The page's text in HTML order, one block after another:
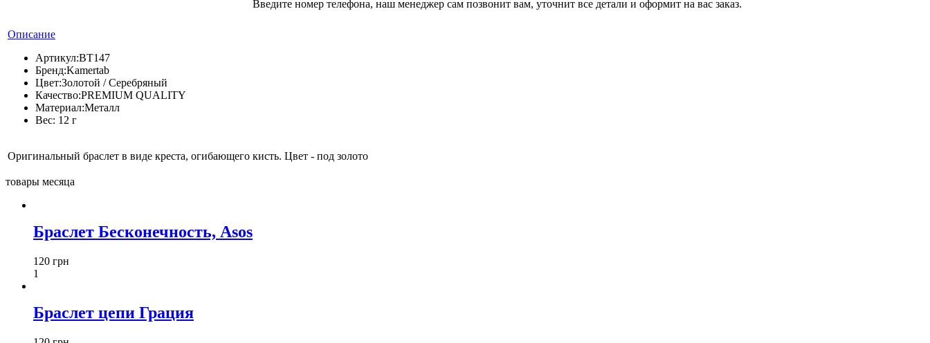
Введите номер телефона, наш менеджер сам позвонит вам, уточнит все детали и оформит на вас заказ.
Описание
Артикул:BT147
Бренд:Kamertab
Цвет:Золотой / Серебряный
Качество:PREMIUM QUALITY
Материал:Металл
Вес: 12 г
Оригинальный браслет в виде креста, огибающего кисть. Цвет - под золото
товары месяца
Браслет Бесконечность, Asos
120 грн
1
Браслет цепи Грация